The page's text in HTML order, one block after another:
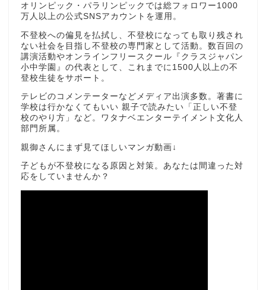
オリンピック・パラリンピックでは総フォロワー1000
万人以上の公式SNSアカウントを運用。
不登校への偏見を払拭し、不登校になっても取り残され
ない社会を目指し不登校の専門家として活動。数百回の
講演活動やオンラインフリースクール『クラスジャパン
小中学園』の代表として、これまでに1500人以上の不
登校生徒をサポート。
テレビのコメンテーターなどメディア出演多数。著書に
学校は行かなくてもいい 親子で読みたい「正しい不登
校のやり方」など。ワタナベエンターテイメント文化人
部門所属。
親御さんにまず見てほしいマンガ動画↓
子どもが不登校になる原因と対策。あなたは間違った対
応をしていませんか？